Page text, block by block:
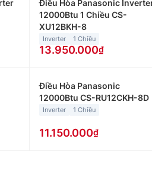
Điều Hòa Panasonic
12000Btu 1 Chiều CS-
XU12BKH-8
Inverter 1 Chiều
13.950.000
Điều Hòa Panasonic
12000Btu CS-RU12CKH-8D
Inverter 1 Chiều
11.150.000